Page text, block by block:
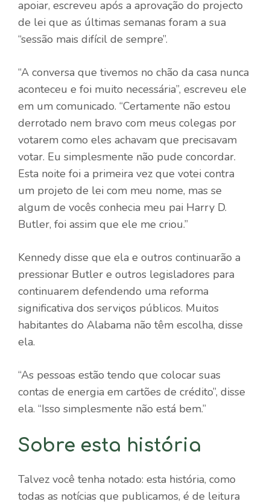
apoiar, escreveu após a aprovação do projecto
de lei que as últimas semanas foram a sua
“sessão mais difícil de sempre”.
“A conversa que tivemos no chão da casa nunca
aconteceu e foi muito necessária”, escreveu ele
em um comunicado. “Certamente não estou
derrotado nem bravo com meus colegas por
votarem como eles achavam que precisavam
votar. Eu simplesmente não pude concordar.
Esta noite foi a primeira vez que votei contra
um projeto de lei com meu nome, mas se
algum de vocês conhecia meu pai Harry D.
Butler, foi assim que ele me criou.”
Kennedy disse que ela e outros continuarão a
pressionar Butler e outros legisladores para
continuarem defendendo uma reforma
significativa dos serviços públicos. Muitos
habitantes do Alabama não têm escolha, disse
ela.
“As pessoas estão tendo que colocar suas
contas de energia em cartões de crédito”, disse
ela. “Isso simplesmente não está bem.”
Sobre esta história
Talvez você tenha notado: esta história, como
todas as notícias que publicamos, é de leitura